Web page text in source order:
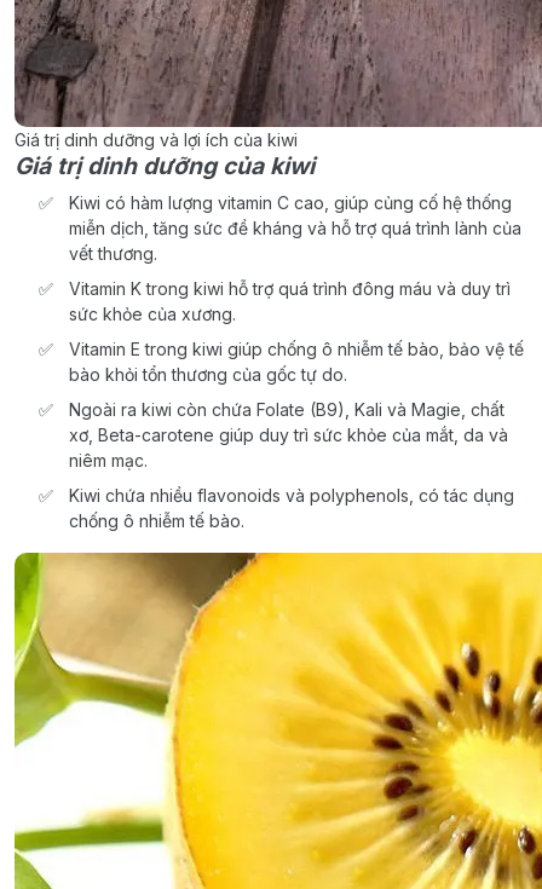
Giá trị dinh dưỡng và lợi ích của kiwi
Giá trị dinh dưỡng của kiwi
Kiwi có hàm lượng vitamin C cao, giúp củng cố hệ thống
miễn dịch, tăng sức đề kháng và hỗ trợ quá trình lành của
vết thương.
Vitamin K trong kiwi hỗ trợ quá trình đông máu và duy trì
sức khỏe của xương.
Vitamin E trong kiwi giúp chống ô nhiễm tế bào, bảo vệ tế
bào khỏi tổn thương của gốc tự do.
Ngoài ra kiwi còn chứa Folate (B9), Kali và Magie, chất
xơ, Beta-carotene giúp duy trì sức khỏe của mắt, da và
niêm mạc.
Kiwi chứa nhiều flavonoids và polyphenols, có tác dụng
chống ô nhiễm tế bào.